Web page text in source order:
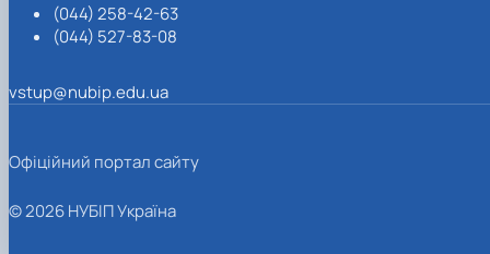
(044) 258-42-63
(044) 527-83-08
vstup@nubip.edu.ua
Офіційний портал сайту
© 2026 НУБІП Україна